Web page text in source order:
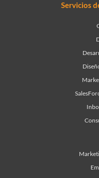
Servicios